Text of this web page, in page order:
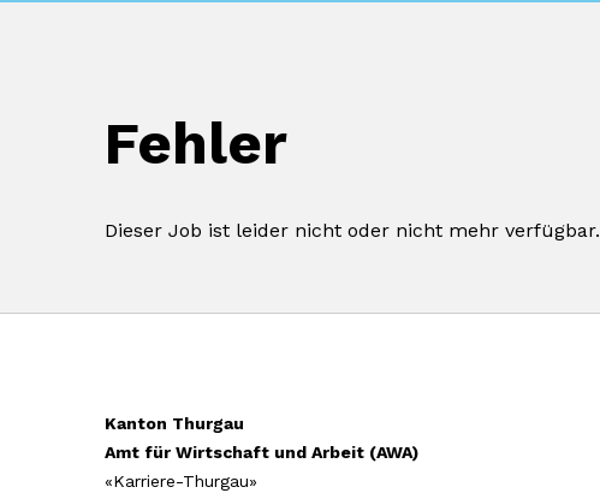
Fehler
Dieser Job ist leider nicht oder nicht mehr verfügbar.
Kanton Thurgau
Amt für Wirtschaft und Arbeit (AWA)
«Karriere-Thurgau»